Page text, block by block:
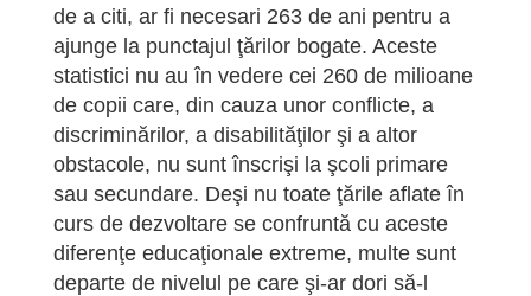
de a citi, ar fi necesari 263 de ani pentru a
ajunge la punctajul ţărilor bogate. Aceste
statistici nu au în vedere cei 260 de milioane
de copii care, din cauza unor conflicte, a
discriminărilor, a disabilităţilor şi a altor
obstacole, nu sunt înscrişi la şcoli primare
sau secundare. Deşi nu toate ţările aflate în
curs de dezvoltare se confruntă cu aceste
diferenţe educaţionale extreme, multe sunt
departe de nivelul pe care şi-ar dori să-l